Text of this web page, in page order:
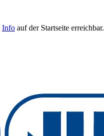
Info auf der Startseite erreichbar.